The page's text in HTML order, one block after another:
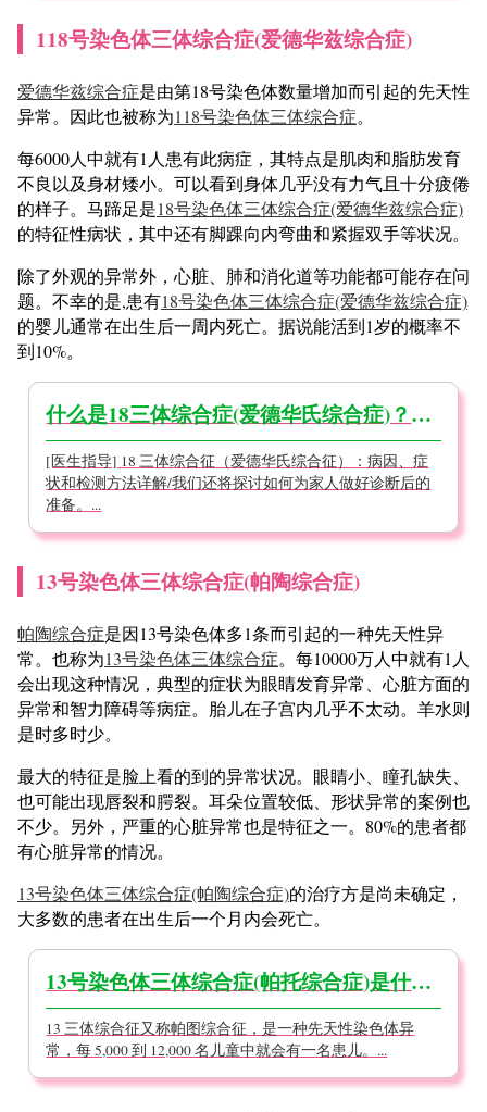
118号染色体三体综合症(爱德华兹综合症)
爱德华兹综合症是由第18号染色体数量增加而引起的先天性
异常。因此也被称为118号染色体三体综合症。
每6000人中就有1人患有此病症，其特点是肌肉和脂肪发育
不良以及身材矮小。可以看到身体几乎没有力气且十分疲倦
的样子。马蹄足是18号染色体三体综合症(爱德华兹综合症)
的特征性病状，其中还有脚踝向内弯曲和紧握双手等状况。
除了外观的异常外，心脏、肺和消化道等功能都可能存在问
题。不幸的是,患有18号染色体三体综合症(爱德华兹综合症)
的婴儿通常在出生后一周内死亡。据说能活到1岁的概率不
到10%。
什么是18三体综合症(爱德华氏综合症)？关于特征、可能出现的症状、治疗方法及预后【医生监修】
[医生指导] 18 三体综合征（爱德华氏综合征）：病因、症
状和检测方法详解/我们还将探讨如何为家人做好诊断后的
准备。...
13号染色体三体综合症(帕陶综合症)
帕陶综合症是因13号染色体多1条而引起的一种先天性异
常。也称为13号染色体三体综合症。每10000万人中就有1人
会出现这种情况，典型的症状为眼睛发育异常、心脏方面的
异常和智力障碍等病症。胎儿在子宫内几乎不太动。羊水则
是时多时少。
最大的特征是脸上看的到的异常状况。眼睛小、瞳孔缺失、
也可能出现唇裂和腭裂。耳朵位置较低、形状异常的案例也
不少。另外，严重的心脏异常也是特征之一。80%的患者都
有心脏异常的情况。
13号染色体三体综合症(帕陶综合症)的治疗方是尚未确定，
大多数的患者在出生后一个月内会死亡。
13号染色体三体综合症(帕托综合症)是什么?【医生监督】
13 三体综合征又称帕图综合征，是一种先天性染色体异
常，每 5,000 到 12,000 名儿童中就会有一名患儿。...